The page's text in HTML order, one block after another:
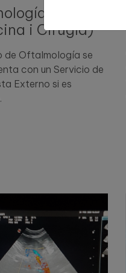
i Cirugía)
de Oftalmología se
con un Servicio de
Externo si es